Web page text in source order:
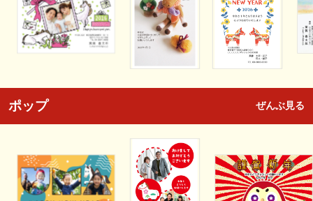
ポップ ぜんぶ見る